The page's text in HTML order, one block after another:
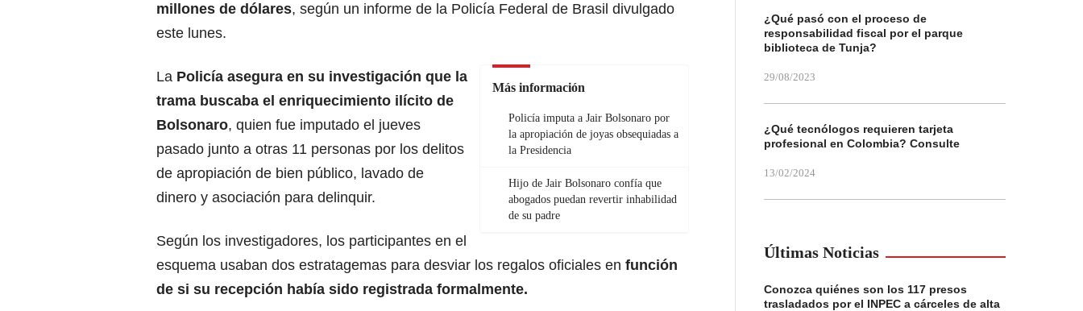
millones de dólares, según un informe de la Policía Federal de Brasil divulgado
este lunes.
Más información
Policía imputa a Jair Bolsonaro por
la apropiación de joyas obsequiadas a
la Presidencia
Hijo de Jair Bolsonaro confía que
abogados puedan revertir inhabilidad
de su padre
La Policía asegura en su investigación que la
trama buscaba el enriquecimiento ilícito de
Bolsonaro, quien fue imputado el jueves
pasado junto a otras 11 personas por los delitos
de apropiación de bien público, lavado de
dinero y asociación para delinquir.
Según los investigadores, los participantes en el
esquema usaban dos estratagemas para desviar los regalos oficiales en función
de si su recepción había sido registrada formalmente.
¿Qué pasó con el proceso de
responsabilidad fiscal por el parque
biblioteca de Tunja?
29/08/2023
¿Qué tecnólogos requieren tarjeta
profesional en Colombia? Consulte
13/02/2024
Últimas Noticias
Conozca quiénes son los 117 presos
trasladados por el INPEC a cárceles de alta